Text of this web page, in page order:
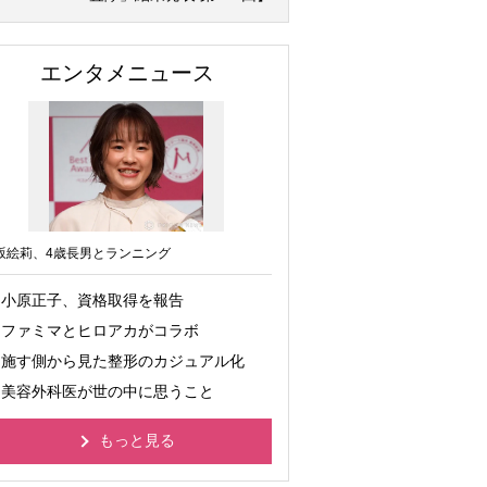
エンタメニュース
絵莉、4歳長男とランニング
小原正子、資格取得を報告
ファミマとヒロアカがコラボ
施す側から見た整形のカジュアル化
美容外科医が世の中に思うこと
もっと見る